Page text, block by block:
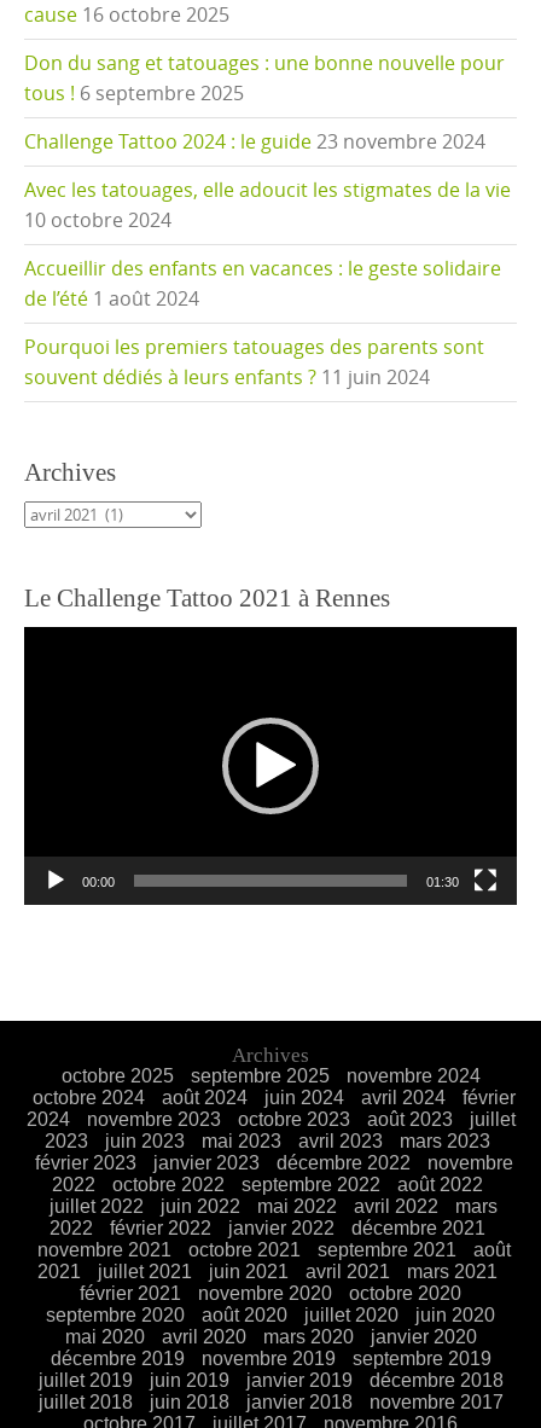
cause 16 octobre 2025
Don du sang et tatouages : une bonne nouvelle pour
tous ! 6 septembre 2025
Challenge Tattoo 2024 : le guide23 novembre 2024
Avec les tatouages, elle adoucit les stigmates de la vie
10 octobre 2024
Accueillir des enfants en vacances : le geste solidaire
de l’été 1 août 2024
Pourquoi les premiers tatouages des parents sont
souvent dédiés à leurs enfants ? 11 juin 2024
Archives
Archives
Le Challenge Tattoo 2021 à Rennes
00:00 01:30
Archives
octobre 2025 septembre 2025
novembre 2024
octobre 2024
août 2024 juin 2024 avril 2024
février
2024
novembre 2023 octobre 2023 août 2023
juillet
2023
juin 2023 mai 2023 avril 2023
mars 2023
février 2023
janvier 2023 décembre 2022
novembre
2022
octobre 2022 septembre 2022
août 2022
juillet 2022
juin 2022 mai 2022 avril 2022
mars
2022
février 2022 janvier 2022
décembre 2021
novembre 2021
octobre 2021 septembre 2021
août
2021
juillet 2021 juin 2021 avril 2021
mars 2021
février 2021
novembre 2020
octobre 2020
septembre 2020
août 2020 juillet 2020
juin 2020
mai 2020
avril 2020 mars 2020
janvier 2020
décembre 2019
novembre 2019
septembre 2019
juillet 2019
juin 2019 janvier 2019
décembre 2018
juillet 2018
juin 2018 janvier 2018
novembre 2017
octobre 2017
juillet 2017 novembre 2016